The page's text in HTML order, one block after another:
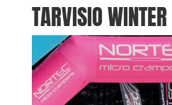
TARVISIO